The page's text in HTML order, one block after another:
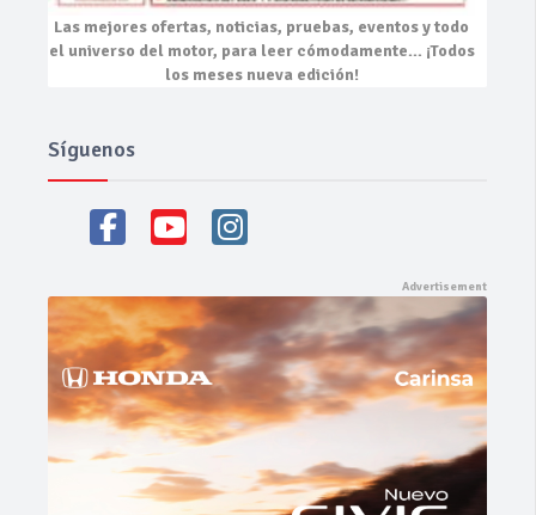
Las mejores ofertas, noticias, pruebas, eventosy todo
el universo del motor, para leer cómodamente… ¡Todos
los meses nueva edición!
Síguenos